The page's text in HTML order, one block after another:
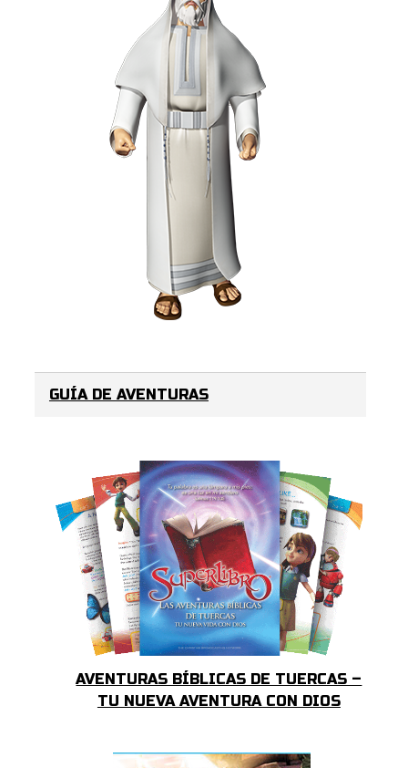
GUÍA DE AVENTURAS
AVENTURAS BÍBLICAS DE TUERCAS –
TU NUEVA AVENTURA CON DIOS